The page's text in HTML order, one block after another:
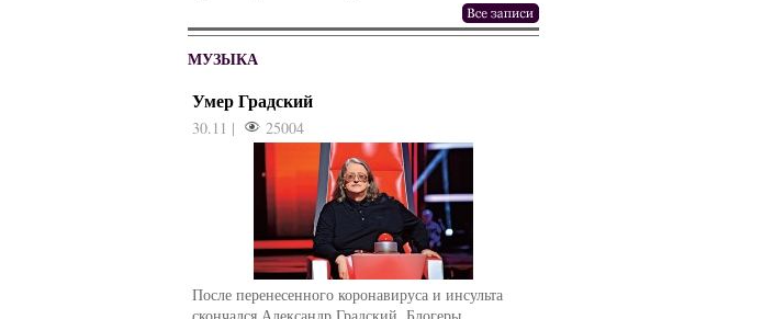
МУЗЫКА
Умер Градский
30.11 | 25004
После перенесенного коронавируса и инсульта